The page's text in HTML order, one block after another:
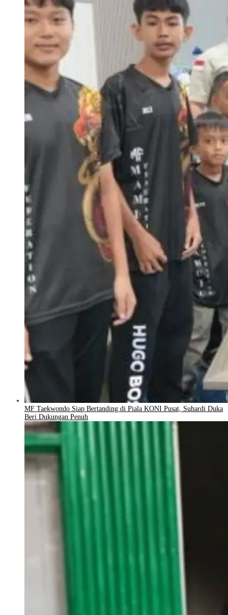
MF Taekwondo Siap Bertanding di Piala KONI Pusat, Suhardi Duka
Beri Dukungan Penuh